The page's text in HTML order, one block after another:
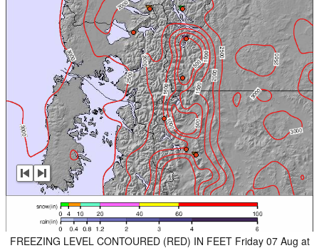
FREEZING LEVEL CONTOURED (RED) IN FEET Friday 07 Aug at